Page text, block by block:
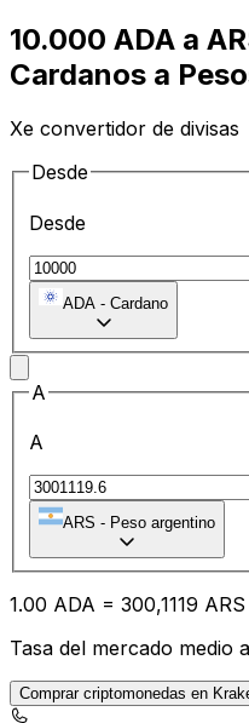
10.000 ADA a
Cardanos a
Xe convertidor de divisas
Desde
Desde
ADA - Cardano
A
A
ARS - Peso argentino
1.00 ADA = 300,1119 ARS
Tasa del mercado medio
Comprar criptomonedas en